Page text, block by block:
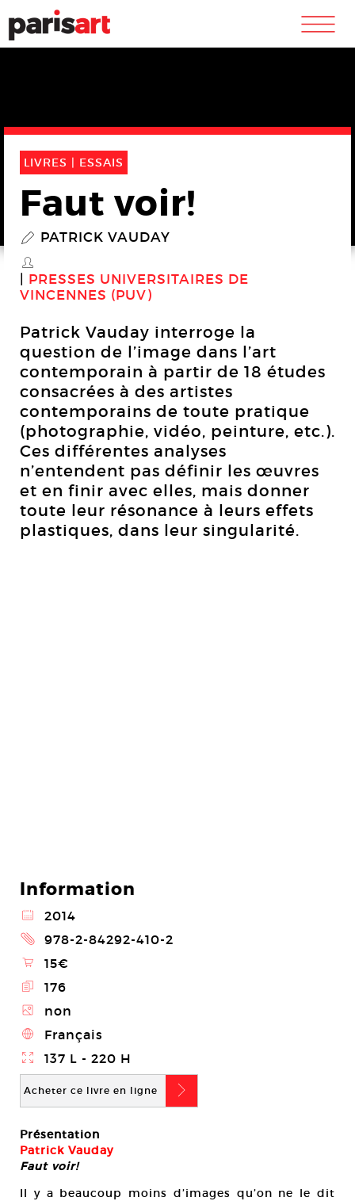
m
LIVRES | ESSAIS
Faut voir!
P PATRICK VAUDAY
S
PRESSES UNIVERSITAIRES DE
VINCENNES (PUV)
Patrick Vauday interroge la
question de l’image dans l’art
contemporain à partir de 18 études
consacrées à des artistes
contemporains de toute pratique
(photographie, vidéo, peinture, etc.).
Ces différentes analyses
n’entendent pas définir les œuvres
et en finir avec elles, mais donner
toute leur résonance à leurs effets
plastiques, dans leur singularité.
Information
@ 2014
2 978-2-84292-410-2
\ 15€
E 176
Z non
4 Français
} 137 L - 220 H
Acheter ce livre en ligne b
Présentation
Patrick Vauday
Faut voir!
Il y a beaucoup moins d’images qu’on ne le dit